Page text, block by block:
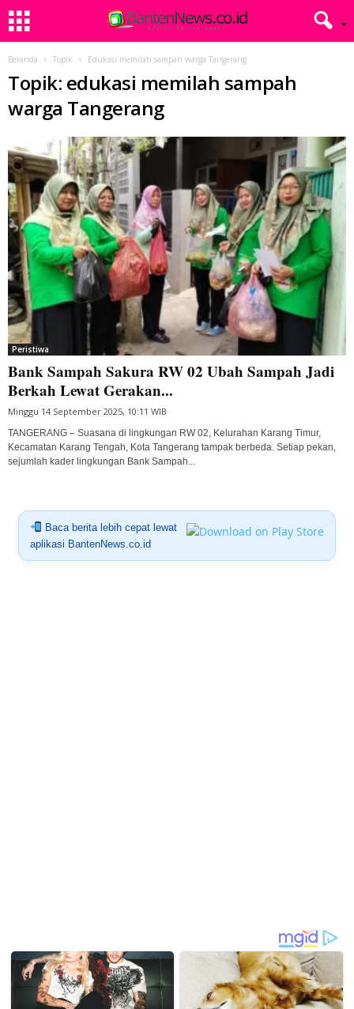
Beranda Topik Edukasi memilah sampah warga Tangerang
Topik: edukasi memilah sampah
warga Tangerang
Peristiwa
Bank Sampah Sakura RW 02 Ubah Sampah Jadi
Berkah Lewat Gerakan...
Minggu 14 September 2025, 10:11 WIB
TANGERANG – Suasana di lingkungan RW 02, Kelurahan Karang Timur,
Kecamatan Karang Tengah, Kota Tangerang tampak berbeda. Setiap pekan,
sejumlah kader lingkungan Bank Sampah...
Baca berita lebih cepat lewat
aplikasi BantenNews.co.id